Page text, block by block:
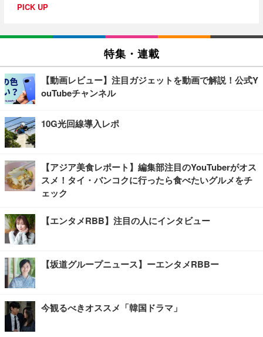
PICK UP
特集・連載
【動画レビュー】注目ガジェットを動画で解説！公式Y
ouTubeチャンネル
10G光回線導入レポ
【アジア美食レポート】編集部注目のYouTuberがオス
スメ！タイ・バンコクに行ったら食べたいグルメをチ
ェック
【エンタメRBB】注目の人にインタビュー
【坂道グループニュース】ーエンタメRBBー
今観るべきオススメ「韓国ドラマ」